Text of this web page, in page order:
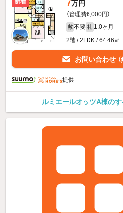
新着 7万円
（管理費6,000円）
敷 不要 礼 1.0ヶ月
2階 / 2LDK / 64.46㎡
お問い合わせ
提供
ルミエールオッツA棟の